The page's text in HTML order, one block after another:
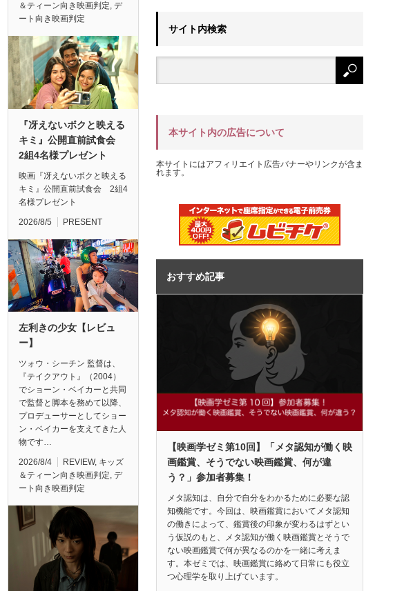
＆ティーン向き映画判定, デ
ート向き映画判定
『冴えないボクと映える
キミ』公開直前試食会
2組4名様プレゼント
映画『冴えないボクと映える
キミ』公開直前試食会 2組4
名様プレゼント
2026/8/5 PRESENT
左利きの少女【レビュ
ー】
ツォウ・シーチン 監督は、
『テイクアウト』（2004）
でショーン・ベイカーと共同
で監督と脚本を務めて以降、
プロデューサーとしてショー
ン・ベイカーを支えてきた人
物です…
2026/8/4 REVIEW, キッズ
＆ティーン向き映画判定, デ
ート向き映画判定
サイト内検索
本サイト内の広告について
本サイトにはアフィリエイト広告バナーやリンクが含ま
れます。
おすすめ記事
【映画学ゼミ第10回】「メタ認知が働く映
画鑑賞、そうでない映画鑑賞、何が違
う？」参加者募集！
メタ認知は、自分で自分をわかるために必要な認
知機能です。今回は、映画鑑賞においてメタ認知
の働きによって、鑑賞後の印象が変わるはずとい
う仮説のもと、メタ認知が働く映画鑑賞とそうで
ない映画鑑賞で何が異なるのかを一緒に考えま
す。本ゼミでは、映画鑑賞に絡めて日常にも役立
つ心理学を取り上げています。